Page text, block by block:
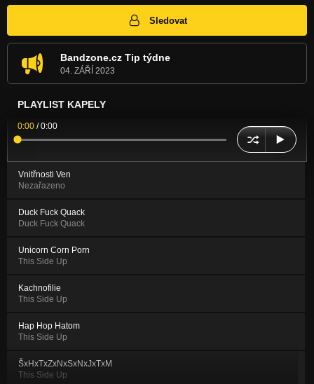
Sledovat
Bandzone.cz Tip týdne
04. ZÁŘÍ 2023
PLAYLIST KAPELY
0:00 /0:00
Vnitřnosti Ven
Nezařazeno
Duck Fuck Quack
Duck Fuck Quack
Unicorn Corn Porn
This Side Up
Kachnofilie
This Side Up
Hap Hop Hatom
This Side Up
ŠxHxTxZxNxSxNxJxTxM
This Side Up